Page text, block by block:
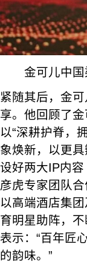
金可儿中国
紧随其后，金
享。他回顾了
以“深耕护脊，
象焕新，以更
设好两大IP内
彦虎专家团队
以高端酒店集
育明星助阵，
表示：“百年匠
的韵味。”